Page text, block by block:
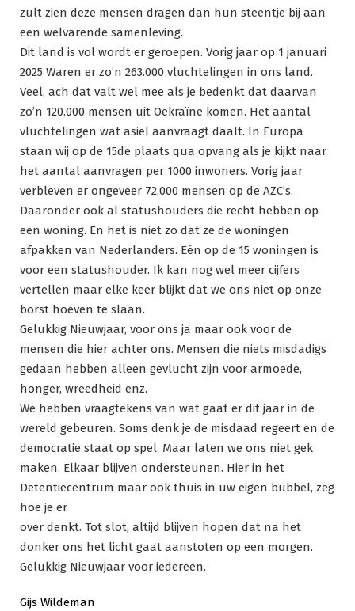
zult zien deze mensen dragen dan hun steentje bij aan
een welvarende samenleving.
Dit land is vol wordt er geroepen. Vorig jaar op 1 januari
2025 Waren er zo’n 263.000 vluchtelingen in ons land.
Veel, ach dat valt wel mee als je bedenkt dat daarvan
zo’n 120.000 mensen uit Oekraïne komen. Het aantal
vluchtelingen wat asiel aanvraagt daalt. In Europa
staan wij op de 15de plaats qua opvang als je kijkt naar
het aantal aanvragen per 1000 inwoners. Vorig jaar
verbleven er ongeveer 72.000 mensen op de AZC’s.
Daaronder ook al statushouders die recht hebben op
een woning. En het is niet zo dat ze de woningen
afpakken van Nederlanders. Eén op de 15 woningen is
voor een statushouder. Ik kan nog wel meer cijfers
vertellen maar elke keer blijkt dat we ons niet op onze
borst hoeven te slaan.
Gelukkig Nieuwjaar, voor ons ja maar ook voor de
mensen die hier achter ons. Mensen die niets misdadigs
gedaan hebben alleen gevlucht zijn voor armoede,
honger, wreedheid enz.
We hebben vraagtekens van wat gaat er dit jaar in de
wereld gebeuren. Soms denk je de misdaad regeert en de
democratie staat op spel. Maar laten we ons niet gek
maken. Elkaar blijven ondersteunen. Hier in het
Detentiecentrum maar ook thuis in uw eigen bubbel, zeg
hoe je er
over denkt. Tot slot, altijd blijven hopen dat na het
donker ons het licht gaat aanstoten op een morgen.
Gelukkig Nieuwjaar voor iedereen.
Gijs Wildeman